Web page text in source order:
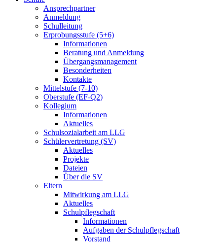
Ansprechpartner
Anmeldung
Schulleitung
Erprobungsstufe (5+6)
Informationen
Beratung und Anmeldung
Übergangsmanagement
Besonderheiten
Kontakte
Mittelstufe (7-10)
Oberstufe (EF-Q2)
Kollegium
Informationen
Aktuelles
Schulsozialarbeit am LLG
Schülervertretung (SV)
Aktuelles
Projekte
Dateien
Über die SV
Eltern
Mitwirkung am LLG
Aktuelles
Schulpflegschaft
Informationen
Aufgaben der Schulpflegschaft
Vorstand